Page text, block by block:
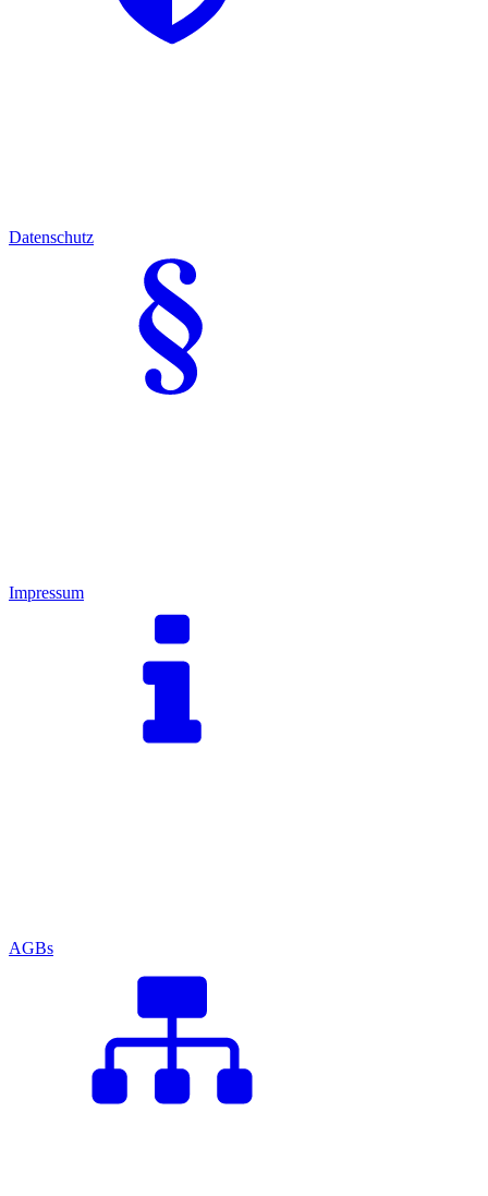
Datenschutz
Impressum
AGBs